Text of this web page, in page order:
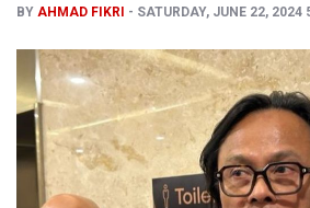
BY AHMAD FIKRI SATURDAY, JUNE 22, 2024